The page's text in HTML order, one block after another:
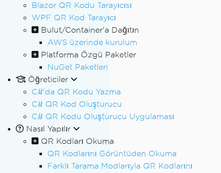
Blazor QR Kodu Tarayıcısı
WPF QR Kod Tarayıcı
Bulut/Container'a Dağıtın
AWS üzerinde kurulum
Platforma Özgü Paketler
NuGet Paketleri
Öğreticiler
C#'da QR Kodu Yazma
C# QR Kod Oluşturucu
C# QR Kodu Oluşturucu Uygulaması
Nasıl Yapılır
QR Kodları Okuma
QR Kodlarını Görüntüden Okuma
Farklı Tarama Modlarıyla QR Kodlarını